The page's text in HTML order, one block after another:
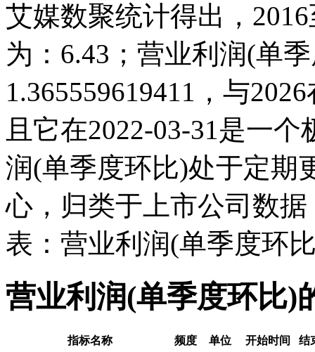
艾媒数聚统计得出，
为：6.43；营业利润(单
1.365559619411，与
且它在2022-03-31是一
润(单季度环比)处于定期
心，归类于上市公司数
表：营业利润(单季度环
营业利润(单季度环比)
指标名称 频度 单位 开始时间
结